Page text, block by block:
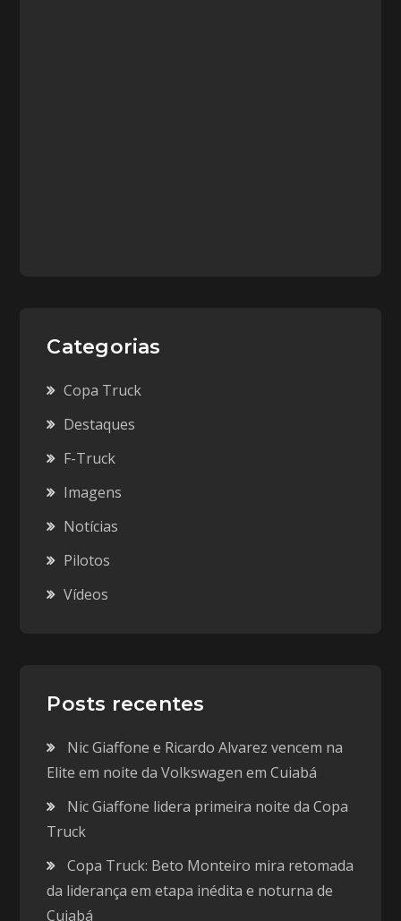
Categorias
Copa Truck
Destaques
F-Truck
Imagens
Notícias
Pilotos
Vídeos
Posts recentes
Nic Giaffone e Ricardo Alvarez vencem na
Elite em noite da Volkswagen em Cuiabá
Nic Giaffone lidera primeira noite da Copa
Truck
Copa Truck: Beto Monteiro mira retomada
da liderança em etapa inédita e noturna de
Cuiabá